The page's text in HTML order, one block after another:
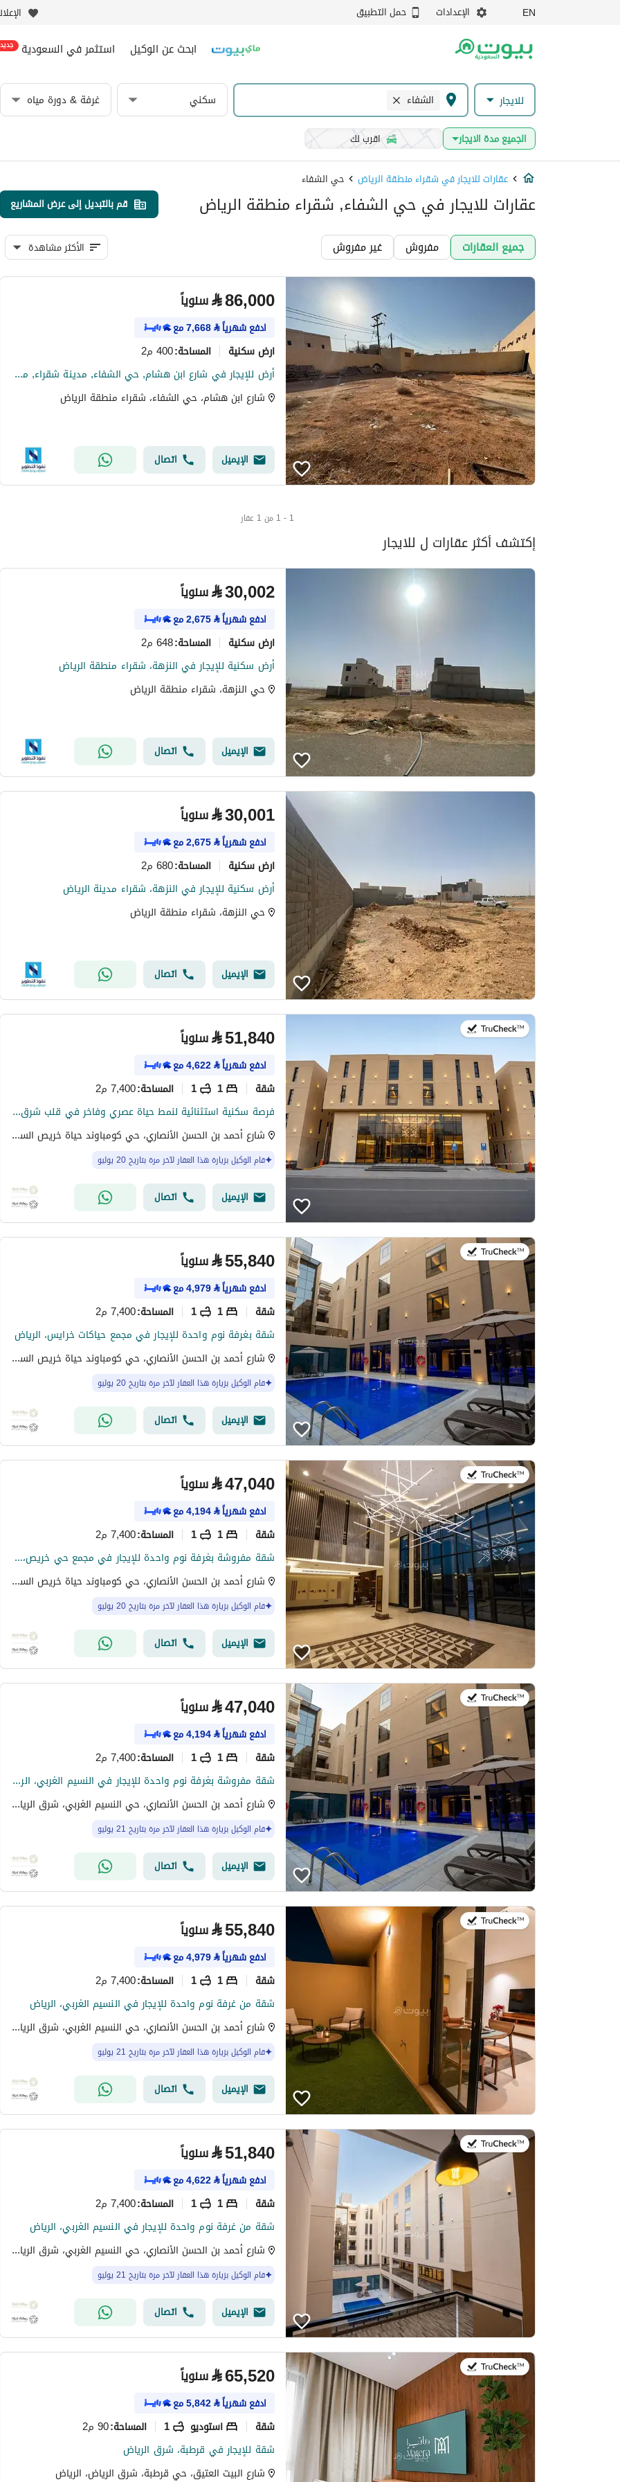
EN الإعدادات حمل التطبيق
ابحث عن الوكيل استثمر في السعودية جديد
للايجار الشفاء سكني غرفة & دورة مياه
الجميع مدة الايجار اقرب لك
عقارات للايجار في شقراء منطقة الرياض حي الشفاء
عقارات للايجار في حي الشفاء, شقراء منطقة الرياض قم بالتبديل إلى عرض المشاريع
جميع العقارات مفروش غير مفروش الأكثر مشاهدة
⃁86,000 سنوياً
ادفع شهرياً⃁
7,668مع
ارض سكنية المساحة:400 م2
أرض للإيجار في شارع ابن هشام, حي الشفاء, مدينة شقراء, منطقة الرياض
شارع ابن هشام، حي الشفاء، شقراء منطقة الرياض
الإيميل اتصال
1 - 1 من 1 عقار
إكتشف أكثر عقارات ل للايجار
⃁30,002 سنوياً
ادفع شهرياً⃁
2,675مع
ارض سكنية المساحة:648 م2
أرض سكنية للإيجار في النزهة، شقراء منطقة الرياض
حي النزهة، شقراء منطقة الرياض
الإيميل اتصال
⃁30,001 سنوياً
ادفع شهرياً⃁
2,675مع
ارض سكنية المساحة:680 م2
أرض سكنية للإيجار في النزهة، شقراء مدينة الرياض
حي النزهة، شقراء منطقة الرياض
الإيميل اتصال
⃁51,840 سنوياً
ادفع شهرياً⃁
4,622مع
شقة 1
1 المساحة:7,400 م2
فرصة سكنية استثنائية لنمط حياة عصري وفاخر في قلب شرق الرياض
شارع أحمد بن الحسن الأنصاري، حي كومباوند حياة خريص السكني، شرق الرياض، الرياض
قام الوكيل بزيارة هذا العقار لآخر مرة بتاريخ 20 يوليو
الإيميل اتصال
⃁55,840 سنوياً
ادفع شهرياً⃁
4,979مع
شقة 1
1 المساحة:7,400 م2
شقة بغرفة نوم واحدة للإيجار في مجمع حياكات خرايس، الرياض
شارع أحمد بن الحسن الأنصاري، حي كومباوند حياة خريص السكني، شرق الرياض، الرياض
قام الوكيل بزيارة هذا العقار لآخر مرة بتاريخ 20 يوليو
الإيميل اتصال
⃁47,040 سنوياً
ادفع شهرياً⃁
4,194مع
شقة 1
1 المساحة:7,400 م2
شقة مفروشة بغرفة نوم واحدة للإيجار في مجمع حي خريص، الرياض
شارع أحمد بن الحسن الأنصاري، حي كومباوند حياة خريص السكني، شرق الرياض، الرياض
قام الوكيل بزيارة هذا العقار لآخر مرة بتاريخ 20 يوليو
الإيميل اتصال
⃁47,040 سنوياً
ادفع شهرياً⃁
4,194مع
شقة 1
1 المساحة:7,400 م2
شقة مفروشة بغرفة نوم واحدة للإيجار في النسيم الغربي، الرياض
شارع أحمد بن الحسن الأنصاري، حي النسيم الغربي، شرق الرياض، الرياض
قام الوكيل بزيارة هذا العقار لآخر مرة بتاريخ 21 يوليو
الإيميل اتصال
في:21 يوليو 2026 ⃁55,840 سنوياً
ادفع شهرياً⃁
4,979مع
شقة 1
1 المساحة:7,400 م2
شقة من غرفة نوم واحدة للإيجار في النسيم الغربي، الرياض
شارع أحمد بن الحسن الأنصاري، حي النسيم الغربي، شرق الرياض، الرياض
قام الوكيل بزيارة هذا العقار لآخر مرة بتاريخ 21 يوليو
الإيميل اتصال
في:21 يوليو 2026 ⃁51,840 سنوياً
ادفع شهرياً⃁
4,622مع
شقة 1
1 المساحة:7,400 م2
شقة من غرفة نوم واحدة للإيجار في النسيم الغربي، الرياض
شارع أحمد بن الحسن الأنصاري، حي النسيم الغربي، شرق الرياض، الرياض
قام الوكيل بزيارة هذا العقار لآخر مرة بتاريخ 21 يوليو
الإيميل اتصال
في:20 يوليو 2026 ⃁65,520 سنوياً
ادفع شهرياً⃁
5,842مع
شقة استوديو 1 المساحة:90 م2
شقة للإيجار في قرطبة، شرق الرياض
شارع البيت العتيق، حي قرطبة، شرق الرياض، الرياض